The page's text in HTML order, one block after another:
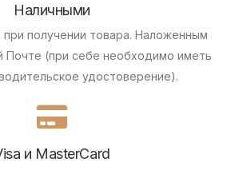
Наличными
получении товара. Наложенным
Почте (при себе необходимо иметь
удостоверение).
и MasterCard